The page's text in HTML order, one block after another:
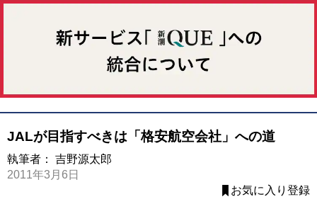
JALが目指すべきは「格安航空会社」への道
執筆者： 吉野源太郎
2011年3月6日
お気に入り登録